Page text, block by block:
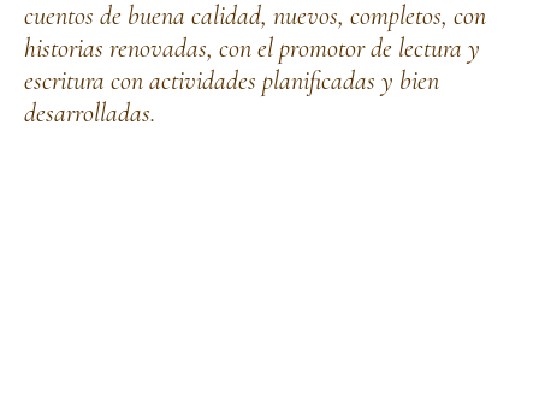
cuentos de buena calidad, nuevos, completos, con
historias renovadas, con el promotor de lectura y
escritura con actividades planificadas y bien
desarrolladas.